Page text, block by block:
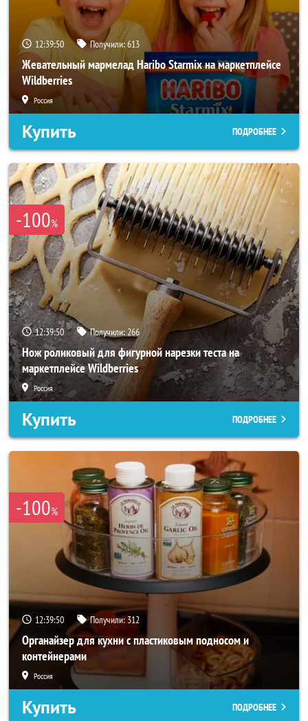
12:39:48 Получили:613
Жевательный мармелад Haribo Starmix на маркетплейсе
Wildberries
Россия
Купить ПОДРОБНЕЕ
-100%
12:39:48 Получили:266
Нож роликовый для фигурной нарезки теста на
маркетплейсе Wildberries
Россия
Купить ПОДРОБНЕЕ
-100%
12:39:48 Получили:312
Органайзер для кухни с пластиковым подносом и
контейнерами
Россия
Купить ПОДРОБНЕЕ